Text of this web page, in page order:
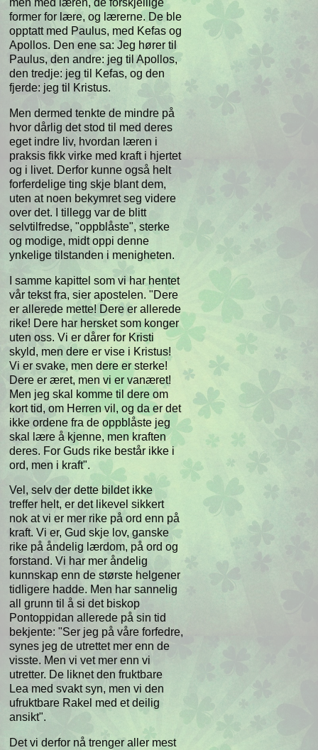
former for lære, og lærerne. De ble
opptatt med Paulus, med Kefas og
Apollos. Den ene sa: Jeg hører til
Paulus, den andre: jeg til Apollos,
den tredje: jeg til Kefas, og den
fjerde: jeg til Kristus.
Men dermed tenkte de mindre på
hvor dårlig det stod til med deres
eget indre liv, hvordan læren i
praksis fikk virke med kraft i hjertet
og i livet. Derfor kunne også helt
forferdelige ting skje blant dem,
uten at noen bekymret seg videre
over det. I tillegg var de blitt
selvtilfredse, "oppblåste", sterke
og modige, midt oppi denne
ynkelige tilstanden i menigheten.
I samme kapittel som vi har hentet
vår tekst fra, sier apostelen. "Dere
er allerede mette! Dere er allerede
rike! Dere har hersket som konger
uten oss. Vi er dårer for Kristi
skyld, men dere er vise i Kristus!
Vi er svake, men dere er sterke!
Dere er æret, men vi er vanæret!
Men jeg skal komme til dere om
kort tid, om Herren vil, og da er det
ikke ordene fra de oppblåste jeg
skal lære å kjenne, men kraften
deres. For Guds rike består ikke i
ord, men i kraft".
Vel, selv der dette bildet ikke
treffer helt, er det likevel sikkert
nok at vi er mer rike på ord enn på
kraft. Vi er, Gud skje lov, ganske
rike på åndelig lærdom, på ord og
forstand. Vi har mer åndelig
kunnskap enn de største helgener
tidligere hadde. Men har sannelig
all grunn til å si det biskop
Pontoppidan allerede på sin tid
bekjente: "Ser jeg på våre forfedre,
synes jeg de utrettet mer enn de
visste. Men vi vet mer enn vi
utretter. De liknet den fruktbare
Lea med svakt syn, men vi den
ufruktbare Rakel med et deilig
ansikt".
Det vi derfor nå trenger aller mest